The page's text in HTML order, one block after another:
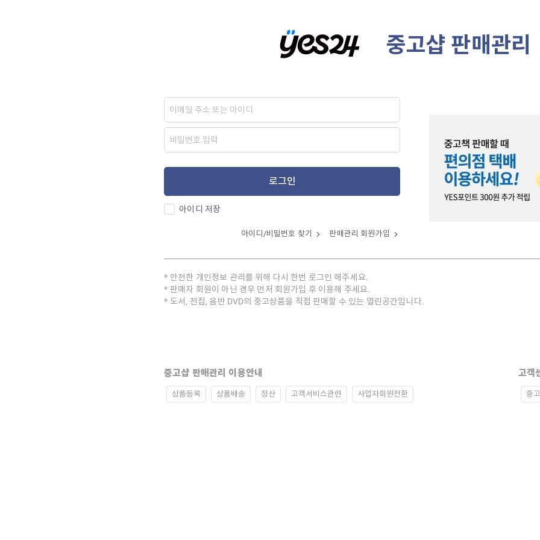
중고샵 판매관리
로그인
아이디 저장
아이디/비밀번호 찾기 판매관리 회원가입
안전한 개인정보 관리를 위해 다시 한번 로그인 해주세요.
판매자 회원이 아닌 경우 먼저 회원가입 후 이용해 주세요.
도서, 전집, 음반 DVD의 중고상품을 직접 판매할 수 있는 열린공간입니다.
중고샵 판매관리 이용안내
상품등록 상품배송 정산 고객서비스관련 사업자회원전환
고객
중